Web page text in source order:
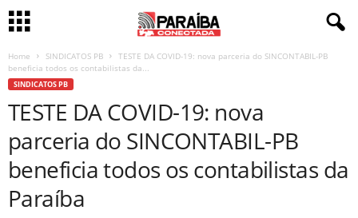
Home SINDICATOS PB
TESTE DA COVID-19: nova parceria do SINCONTABIL-PB
beneficia todos os contabilistas da...
SINDICATOS PB
TESTE DA COVID-19: nova
parceria do SINCONTABIL-PB
beneficia todos os contabilistas da
Paraíba